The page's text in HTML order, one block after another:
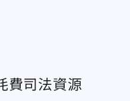
費司法資源